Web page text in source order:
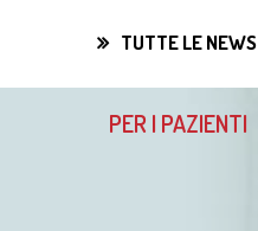
TUTTE LE NEWS
PER I PAZIENTI